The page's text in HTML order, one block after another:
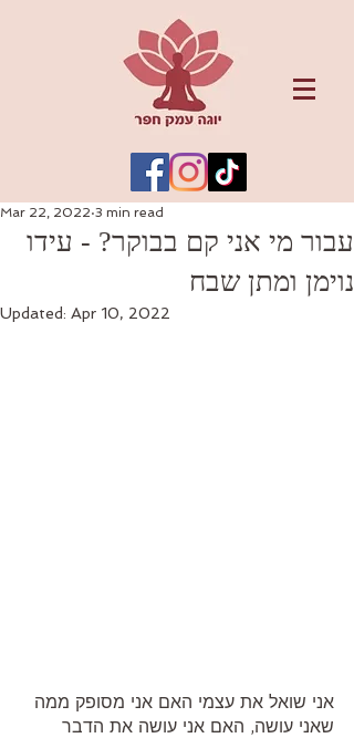
עבור מי אני קם בבוקר? - עידו
נוימן ומתן שבח
Mar 22, 2022 3 min read
Updated: Apr 10, 2022
אני שואל את עצמי האם אני מסופק ממה
שאני עושה, האם אני עושה את הדבר